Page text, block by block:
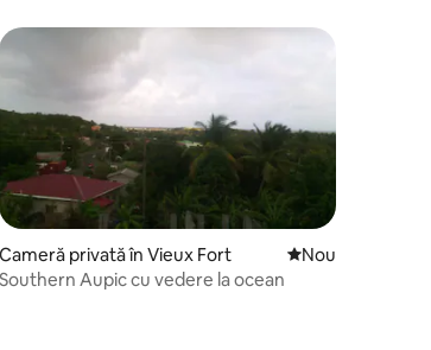
Cameră privată în Vieux Fort Cazare nouă
Nou
Southern Aupic cu vedere la ocean